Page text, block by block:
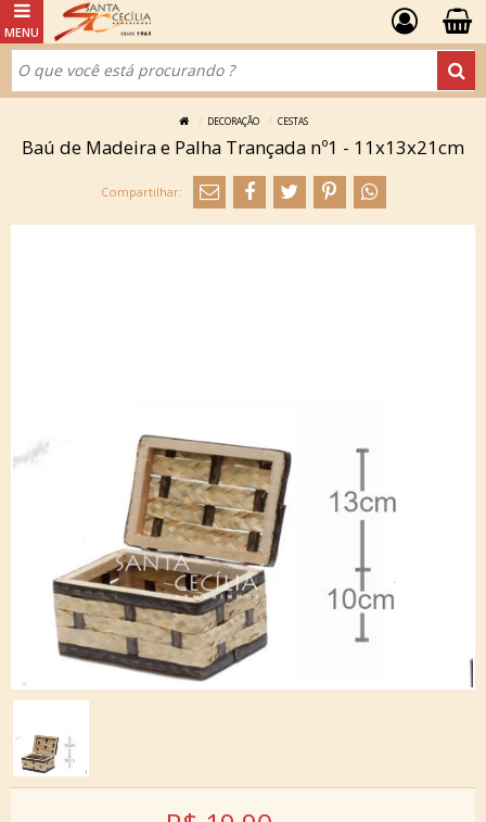
DECORAÇÃO CESTAS
Baú de Madeira e Palha Trançada nº1 - 11x13x21cm